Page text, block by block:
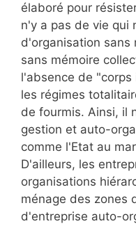
élaboré pour
n'y a pas de vie qui
d'organisation sans
sans mémoire
l'absence de
les régimes
de fourmis. Ainsi, il
gestion et auto-
comme l'Etat au
D'ailleurs, les
organisations
ménage des zones
d'entreprise auto-